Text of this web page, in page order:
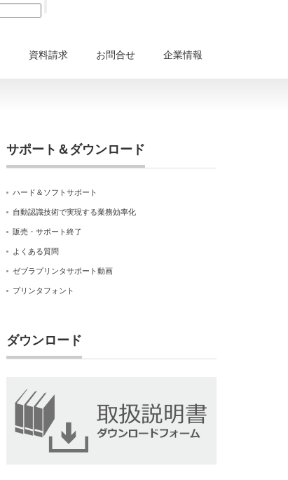
資料請求 お問合せ 企業情報
サポート＆ダウンロード
ハード＆ソフトサポート
自動認識技術で実現する業務効率化
販売・サポート終了
よくある質問
ゼブラプリンタサポート動画
プリンタフォント
ダウンロード